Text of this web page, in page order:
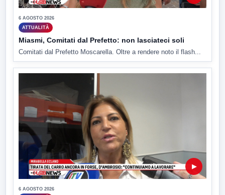
6 AGOSTO 2026
ATTUALITÀ
Miasmi, Comitati dal Prefetto: non lasciateci soli
Comitati dal Prefetto Moscarella. Oltre a rendere noto il flash...
▶
6 AGOSTO 2026